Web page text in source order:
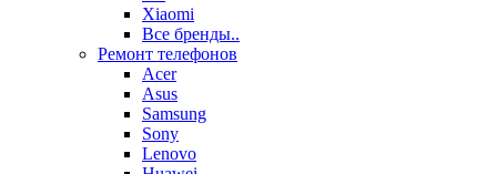
Xiaomi
Все бренды..
Ремонт телефонов
Acer
Asus
Samsung
Sony
Lenovo